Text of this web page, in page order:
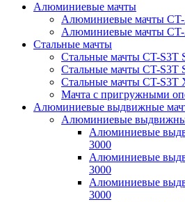
Алюминиевые мачты
Алюминиевые мачты
Алюминиевые мачты
Стальные мачты
Стальные мачты CT-S3T
Стальные мачты CT-S3T
Стальные мачты CT-S3T
Мачта с пригружными
Алюминиевые выдвижные
Алюминиевые
Алюминиевые
3000
Алюминиевые
3000
Алюминиевые
3000